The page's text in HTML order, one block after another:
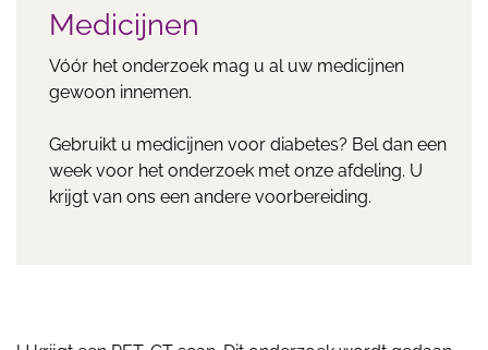
Medicijnen
Vóór het onderzoek mag u al uw medicijnen
gewoon innemen.
Gebruikt u medicijnen voor diabetes? Bel dan een
week voor het onderzoek met onze afdeling. U
krijgt van ons een andere voorbereiding.